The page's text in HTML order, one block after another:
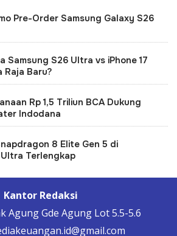
Pre-Order Samsung Galaxy S26
Samsung S26 Ultra vs iPhone 17
Raja Baru?
Rp 1,5 Triliun BCA Dukung
Indodana
8 Elite Gen 5 di
Terlengkap
Kantor Redaksi
Agung Gde Agung Lot 5.5-5.6